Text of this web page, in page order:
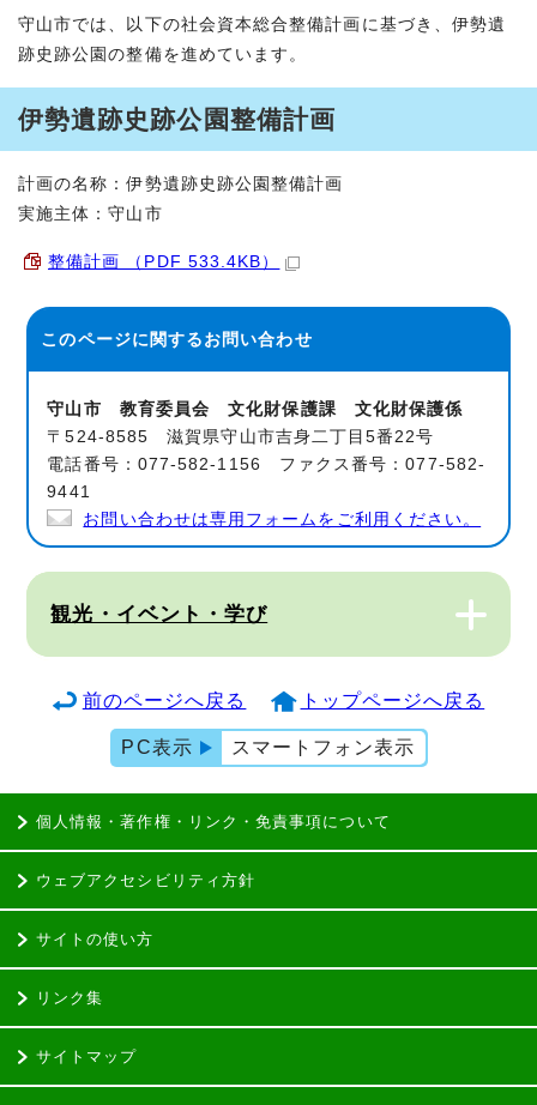
守山市では、以下の社会資本総合整備計画に基づき、伊勢遺
跡史跡公園の整備を進めています。
伊勢遺跡史跡公園整備計画
計画の名称：伊勢遺跡史跡公園整備計画
実施主体：守山市
整備計画 （PDF 533.4KB）
このページに関するお問い合わせ
守山市 教育委員会 文化財保護課 文化財保護係
〒524-8585 滋賀県守山市吉身二丁目5番22号
電話番号：077-582-1156 ファクス番号：077-582-
9441
お問い合わせは専用フォームをご利用ください。
観光・イベント・学び
前のページへ戻る トップページへ戻る
PC表示 スマートフォン表示
個人情報・著作権・リンク・免責事項について
ウェブアクセシビリティ方針
サイトの使い方
リンク集
サイトマップ